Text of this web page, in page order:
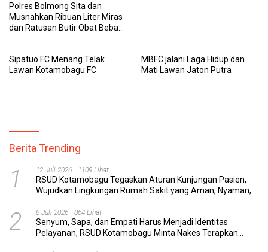
Polres Bolmong Sita dan
Musnahkan Ribuan Liter Miras
dan Ratusan Butir Obat Bebas
Sipatuo FC Menang Telak
Lawan Kotamobagu FC
MBFC jalani Laga Hidup dan
Mati Lawan Jaton Putra
Berita Trending
1 12 Juli 2026 1109 Lihat
RSUD Kotamobagu Tegaskan Aturan Kunjungan Pasien,
Wujudkan Lingkungan Rumah Sakit yang Aman, Nyaman,
2 8 Juli 2026 864 Lihat
Senyum, Sapa, dan Empati Harus Menjadi Identitas
Pelayanan, RSUD Kotamobagu Minta Nakes Terapkan